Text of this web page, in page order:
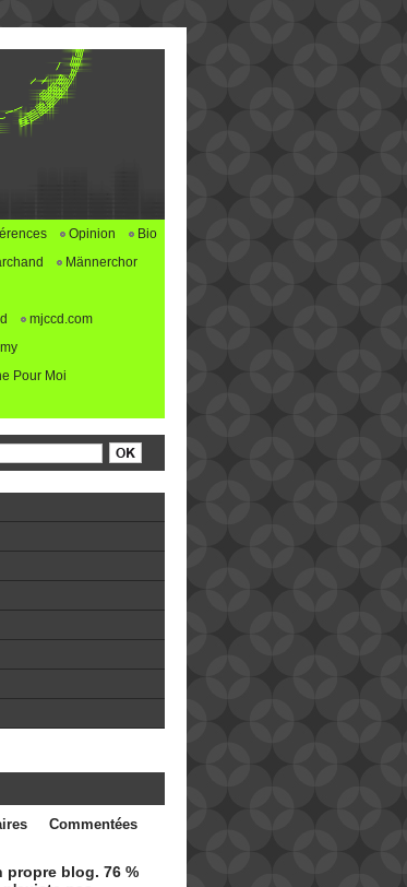
Opinion
Bio
Männerchor
mjccd.com
Pour Moi
Commentées
propre blog. 76 %